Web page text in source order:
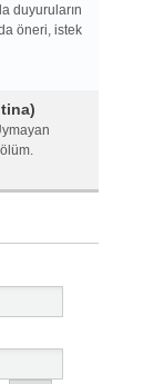
duyuruların
öneri, istek